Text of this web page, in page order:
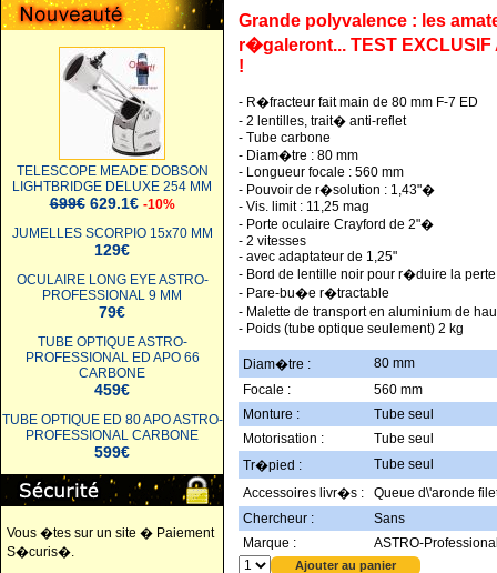
TELESCOPE MEADE DOBSON
LIGHTBRIDGE DELUXE 254 MM
699€ 629.1€ -10%
JUMELLES SCORPIO 15x70 MM
129€
OCULAIRE LONG EYE ASTRO-
PROFESSIONAL 9 MM
79€
TUBE OPTIQUE ASTRO-
PROFESSIONAL ED APO 66
CARBONE
459€
TUBE OPTIQUE ED 80 APO ASTRO-
PROFESSIONAL CARBONE
599€
Vous �tes sur un site � Paiement
S�curis�.
Grande polyvalence : les
r�galeront... TEST EXCLUSIF
!
- R�fracteur fait main de 80 mm F-7 ED
- 2 lentilles, trait� anti-reflet
- Tube carbone
- Diam�tre : 80 mm
- Longueur focale : 560 mm
- Pouvoir de r�solution : 1,43"�
- Vis. limit : 11,25 mag
- Porte oculaire Crayford de 2"�
- 2 vitesses
- avec adaptateur de 1,25"
- Bord de lentille noir pour r�duire la
- Pare-bu�e r�tractable
- Malette de transport en aluminium de
- Poids (tube optique seulement) 2 kg
Diam�tre :
80 mm
Focale :
560 mm
Monture :
Tube seul
Motorisation :
Tube seul
Tr�pied :
Tube seul
Accessoires livr�s :
Queue d\'aronde
Chercheur :
Sans
Marque :
ASTRO-